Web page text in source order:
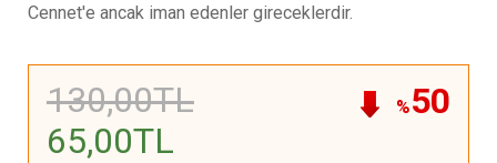
Cennet'e ancak iman edenler gireceklerdir.
%50
130,00TL
65,00TL